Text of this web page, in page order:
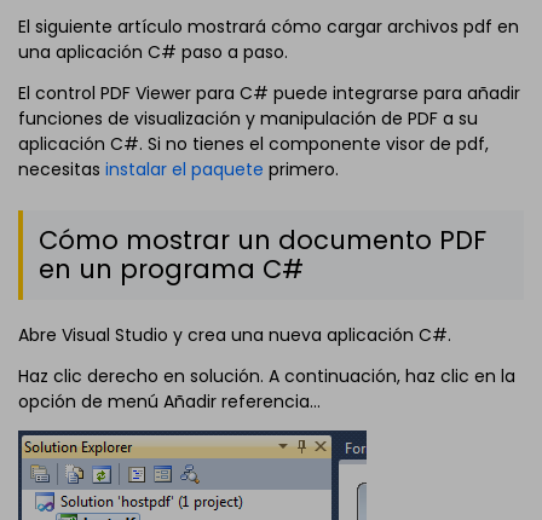
El siguiente artículo mostrará cómo cargar archivos pdf en
una aplicación C# paso a paso.
El control PDF Viewer para C# puede integrarse para añadir
funciones de visualización y manipulación de PDF a su
aplicación C#. Si no tienes el componente visor de pdf,
necesitas instalar el paquete primero.
Cómo mostrar un documento PDF
en un programa C#
Abre Visual Studio y crea una nueva aplicación C#.
Haz clic derecho en solución. A continuación, haz clic en la
opción de menú Añadir referencia...